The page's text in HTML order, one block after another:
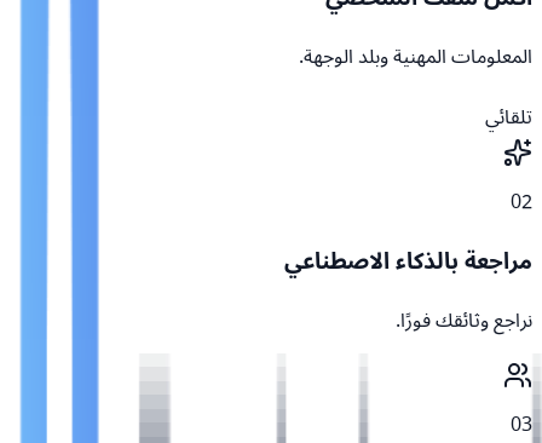
المعلومات المهنية وبلد الوجهة.
تلقائي
02
مراجعة بالذكاء الاصطناعي
نراجع وثائقك فورًا.
03